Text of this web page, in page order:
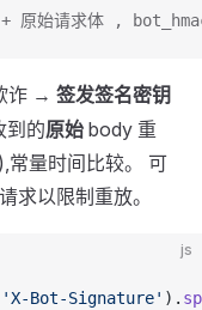
原始请求体 ,
诈 → 签发签名密钥
到的原始 body 重
常量时间比较。 可
求以限制重放。
js
'X-Bot-Signature' ).